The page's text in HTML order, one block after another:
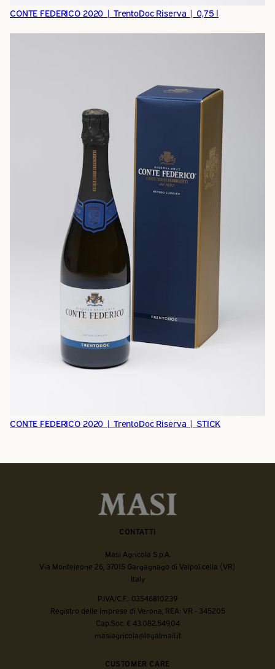
CONTE FEDERICO 2020 | TrentoDoc Riserva | 0,75 l
CONTE FEDERICO 2020 | TrentoDoc Riserva | STICK
CONTATTI
Masi Agricola S.p.A.
Via Monteleone 26, 37015 Gargagnago di Valpolicella (VR)
Italy
P.IVA/C.F.: 03546810239
Registro delle Imprese di Verona, REA: VR - 345205
Cap.Soc. € 43.082.549,04
masiagricola@legalmail.it
CUSTOMER CARE